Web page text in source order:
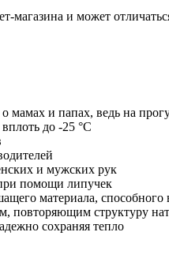
магазина и может
и папах, ведь на
до -25 °С
и мужских рук
помощи липучек
материала,
структуру
сохраняя тепло